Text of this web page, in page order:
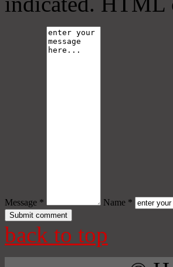
Message * Name *
back to top